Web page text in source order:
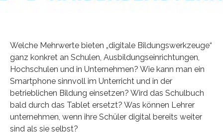
Welche Mehrwerte bieten „digitale Bildungswerkzeuge“
ganz konkret an Schulen, Ausbildungseinrichtungen,
Hochschulen und in Unternehmen? Wie kann man ein
Smartphone sinnvoll im Unterricht und in der
betrieblichen Bildung einsetzen? Wird das Schulbuch
bald durch das Tablet ersetzt? Was können Lehrer
unternehmen, wenn ihre Schüler digital bereits weiter
sind als sie selbst?